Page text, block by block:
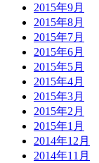
2015年9月
2015年8月
2015年7月
2015年6月
2015年5月
2015年4月
2015年3月
2015年2月
2015年1月
2014年12月
2014年11月